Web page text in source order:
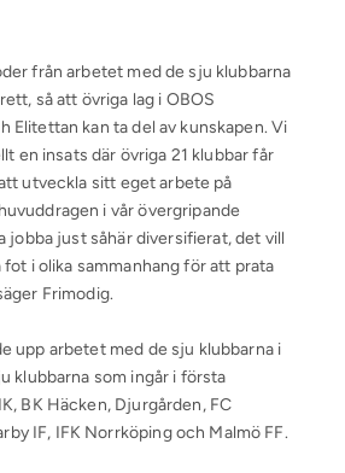
från arbetet med de sju klubbarna
så att övriga lag i OBOS
Elitettan kan ta del av kunskapen. Vi
en insats där övriga 21 klubbar får
utveckla sitt eget arbete på
i vår övergripande
jobba just såhär diversifierat, det vill
fot i olika sammanhang för att prata
Frimodig.
upp arbetet med de sju klubbarna i
klubbarna som ingår i första
BK Häcken, Djurgården, FC
IF, IFK Norrköping och Malmö FF.